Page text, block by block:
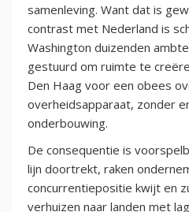
samenleving. Want dat is
contrast met Nederland is
Washington duizenden
gestuurd om ruimte te
Den Haag voor een obees
overheidsapparaat, zonder
onderbouwing.
De consequentie is
lijn doortrekt, raken
concurrentiepositie kwijt en
verhuizen naar landen met